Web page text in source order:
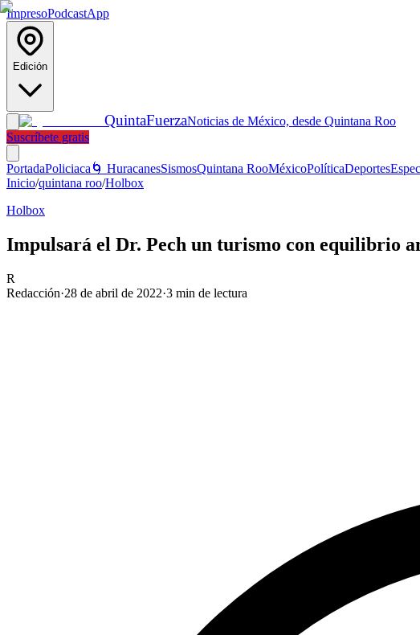
ImpresoPodcastApp
Edición
QuintaFuerzaNoticias de México, desde Quintana Roo
Suscríbete gratis
PortadaPoliciaca 🌀 HuracanesSismosQuintana RooMéxicoPolíticaDeportes
Inicio/quintana roo/Holbox
Holbox
Impulsará el Dr. Pech un turismo con equilibrio
R
Redacción·28 de abril de 2022·3 min de lectura